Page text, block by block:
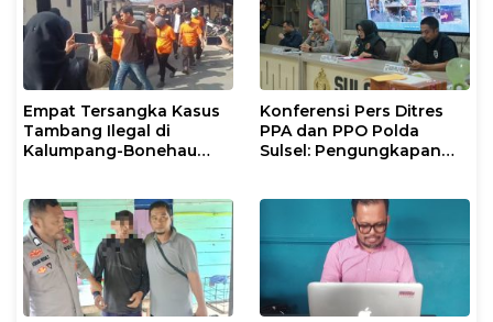
Empat Tersangka Kasus
Tambang Ilegal di
Kalumpang-Bonehau
Konferensi Pers Ditres
PPA dan PPO Polda
Sulsel: Pengungkapan
Wilayah